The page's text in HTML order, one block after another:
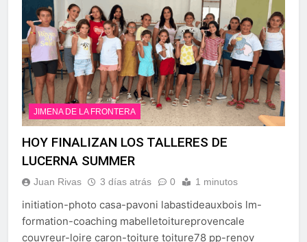
JIMENA DE LA FRONTERA
HOY FINALIZAN LOS TALLERES DE
LUCERNA SUMMER
Juan Rivas 3 días atrás 0 1 minutos
initiation-photo casa-pavoni labastideauxbois lm-
formation-coaching mabelletoitureprovencale
couvreur-loire caron-toiture toiture78 pp-renov